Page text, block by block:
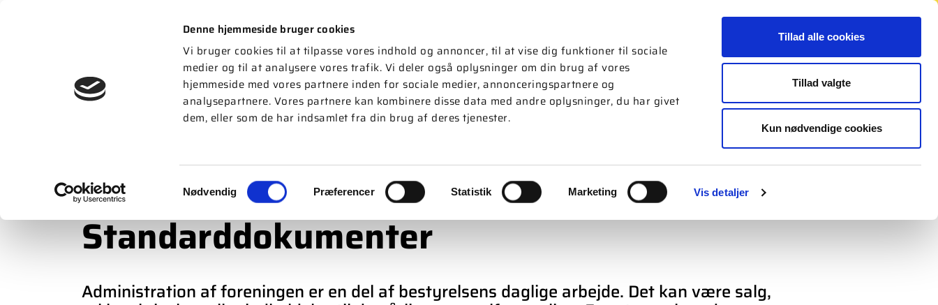
Denne hjemmeside bruger cookies
Vi bruger cookies til at tilpasse vores indhold og annoncer, til at vise dig funktioner til sociale
medier og til at analysere vores trafik. Vi deler også oplysninger om din brug af vores
hjemmeside med vores partnere inden for sociale medier, annonceringspartnere og
analysepartnere. Vores partnere kan kombinere disse data med andre oplysninger, du har givet
dem, eller som de har indsamlet fra din brug af deres tjenester.
Samtykkevalg
Nødvendig Præferencer Statistik Marketing Vis detaljer
Tillad alle cookies
Tillad valgte
Kun nødvendige cookies
AKTIVITETER MEDLEMSSERVICE RÅDGIVNING POLITIK NYHEDER
STANDARDDOKUMENTER
Standarddokumenter
Administration af foreningen er en del af bestyrelsens daglige arbejde. Det kan være salg,